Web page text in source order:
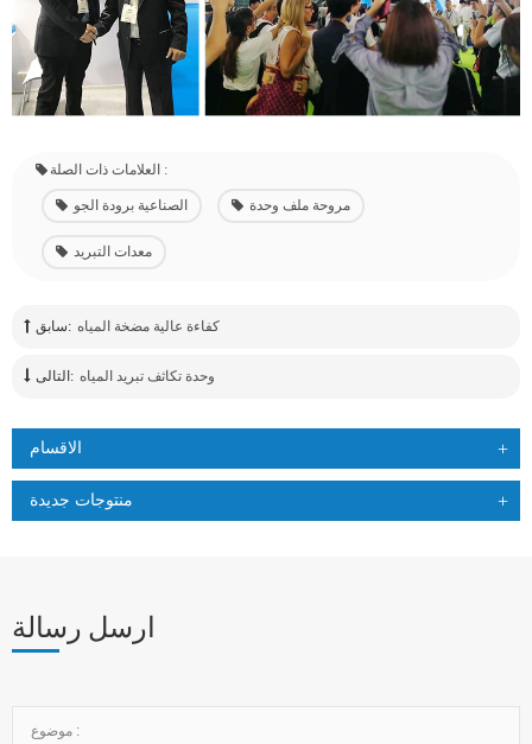
العلامات ذات الصلة :
الصناعية برودة الجو مروحة ملف وحدة
معدات التبريد
سابق: كفاءة عالية مضخة المياه
التالى: وحدة تكاثف تبريد المياه
الاقسام
منتوجات جديدة
ارسل رسالة
موضوع :